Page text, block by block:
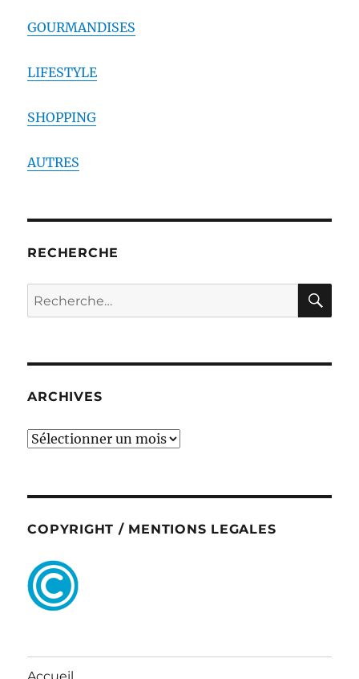
GOURMANDISES
LIFESTYLE
SHOPPING
AUTRES
RECHERCHE
Recherche
pour :
ARCHIVES
ARCHIVES
COPYRIGHT / MENTIONS LEGALES